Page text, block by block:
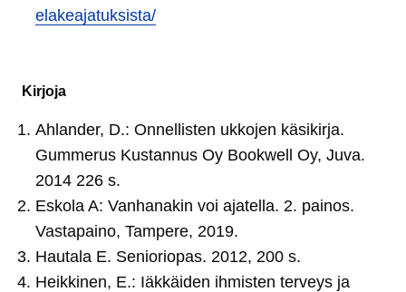
elakeajatuksista/
Kirjoja
Ahlander, D.: Onnellisten ukkojen käsikirja.
Gummerus Kustannus Oy Bookwell Oy, Juva.
2014 226 s.
Eskola A: Vanhanakin voi ajatella. 2. painos.
Vastapaino, Tampere, 2019.
Hautala E. Senioriopas. 2012, 200 s.
Heikkinen, E.: Iäkkäiden ihmisten terveys ja